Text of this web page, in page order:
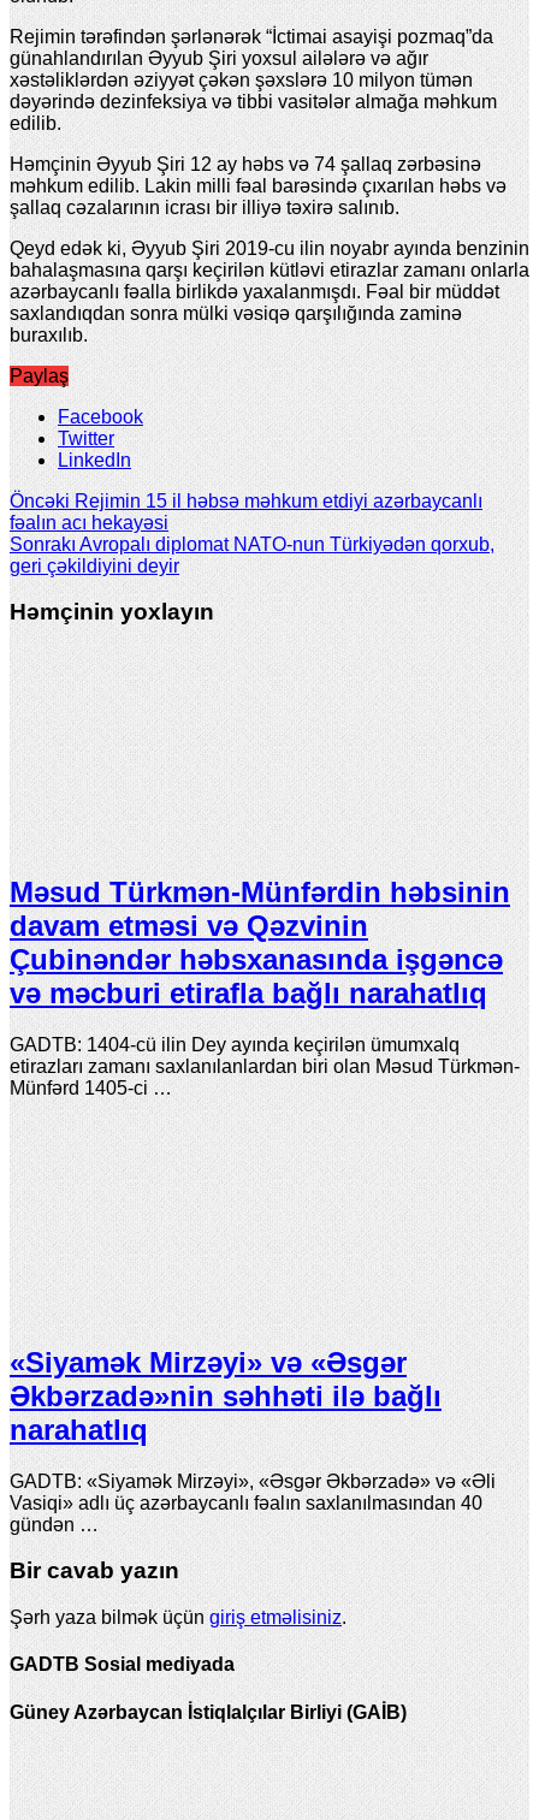
Rejimin tərəfindən şərlənərək “İctimai asayişi pozmaq”da
günahlandırılan Əyyub Şiri yoxsul ailələrə və ağır
xəstəliklərdən əziyyət çəkən şəxslərə 10 milyon tümən
dəyərində dezinfeksiya və tibbi vasitələr almağa məhkum
edilib.
Həmçinin Əyyub Şiri 12 ay həbs və 74 şallaq zərbəsinə
məhkum edilib. Lakin milli fəal barəsində çıxarılan həbs və
şallaq cəzalarının icrası bir illiyə təxirə salınıb.
Qeyd edək ki, Əyyub Şiri 2019-cu ilin noyabr ayında benzinin
bahalaşmasına qarşı keçirilən kütləvi etirazlar zamanı onlarla
azərbaycanlı fəalla birlikdə yaxalanmışdı. Fəal bir müddət
saxlandıqdan sonra mülki vəsiqə qarşılığında zaminə
buraxılıb.
Paylaş
Facebook
Twitter
LinkedIn
ÖncəkiRejimin 15 il həbsə məhkum etdiyi azərbaycanlı
fəalın acı hekayəsi
Sonrakı Avropalı diplomat NATO-nun Türkiyədən qorxub,
geri çəkildiyini deyir
Həmçinin yoxlayın
Məsud Türkmən-Münfərdin həbsinin
davam etməsi və Qəzvinin
Çubinəndər həbsxanasında işgəncə
və məcburi etirafla bağlı narahatlıq
GADTB: 1404-cü ilin Dey ayında keçirilən ümumxalq
etirazları zamanı saxlanılanlardan biri olan Məsud Türkmən-
Münfərd 1405-ci …
«Siyamək Mirzəyi» və «Əsgər
Əkbərzadə»nin səhhəti ilə bağlı
narahatlıq
GADTB: «Siyamək Mirzəyi», «Əsgər Əkbərzadə» və «Əli
Vasiqi» adlı üç azərbaycanlı fəalın saxlanılmasından 40
gündən …
Bir cavab yazın
Şərh yaza bilmək üçüngiriş etməlisiniz.
GADTB Sosial mediyada
Güney Azərbaycan İstiqlalçılar Birliyi (GAİB)